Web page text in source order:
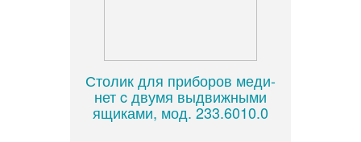
Столик для приборов меди-
нет c двумя выдвижными
ящиками, мод. 233.6010.0